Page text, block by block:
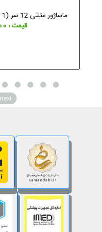
ماساژور مثلثی 12 سر (MASSAGE GUN 12 IN 1)
قیمت : 3,150,000 تومان
next